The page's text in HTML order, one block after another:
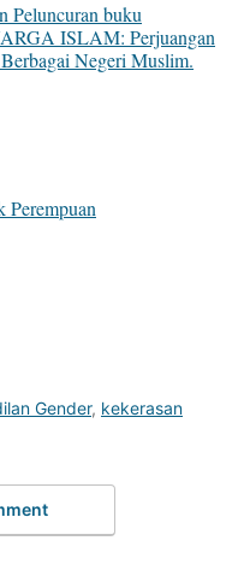
Peluncuran buku
ISLAM: Perjuangan
Negeri Muslim.
Gender, kekerasan